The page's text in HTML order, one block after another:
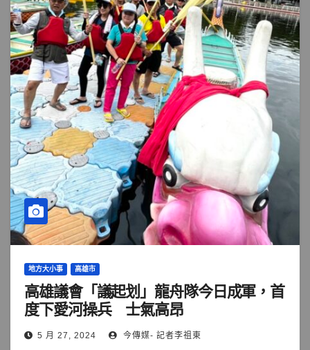
地方大小事 高雄市
高雄議會「議起划」龍舟隊今日成軍，首
度下愛河操兵 士氣高昂
5 月 27, 2024 今傳媒- 記者李祖東